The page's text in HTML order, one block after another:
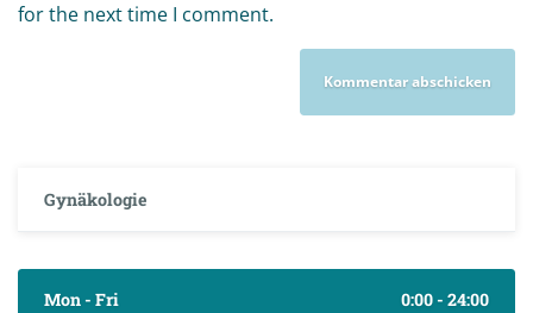
for the next time I comment.
Gynäkologie
Mon - Fri
0:00 - 24:00